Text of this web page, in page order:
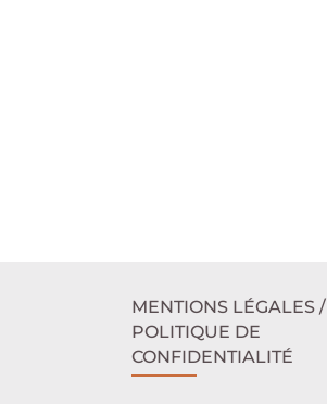
MENTIONS LÉGALES /
POLITIQUE DE
CONFIDENTIALITÉ